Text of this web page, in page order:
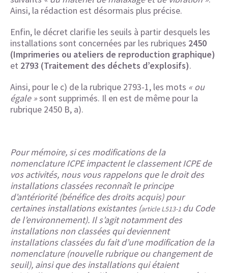
Ainsi, la rédaction est désormais plus précise.
Enfin, le décret clarifie les seuils à partir desquels les
installations sont concernées par les rubriques 2450
(Imprimeries ou ateliers de reproduction graphique)
et 2793 (Traitement des déchets d’explosifs).
Ainsi, pour le c) de la rubrique 2793-1, les mots « ou
égale »sont supprimés. Il en est de même pour la
rubrique 2450 B, a).
Pour mémoire, si ces modifications de la
nomenclature ICPE impactent le classement ICPE de
vos activités, nous vous rappelons que le droit des
installations classées reconnaît le principe
d’antériorité (bénéfice des droits acquis) pour
certaines installations existantes (article L513-1 du Code
de l’environnement). Il s’agit notamment des
installations non classées qui deviennent
installations classées du fait d’une modification de la
nomenclature (nouvelle rubrique ou changement de
seuil), ainsi que des installations qui étaient